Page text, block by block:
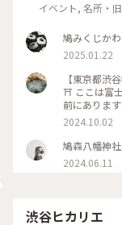
イベント, 名所・
鳩みくじか
2025.01.22
【東京都渋
⛩️ ここは富
前にありま
ですが、な
な銀杏の葉
いので、い
通った私の
2024.10.02
鳩森八幡神
2024.06.11
渋谷ヒカリエ